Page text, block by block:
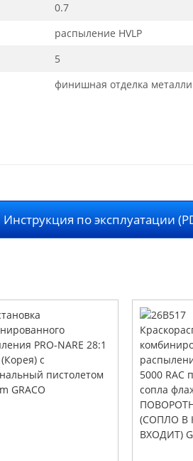
0.7
распыление HVLP
5
финишная отделка
Инструкция по эксплуатации